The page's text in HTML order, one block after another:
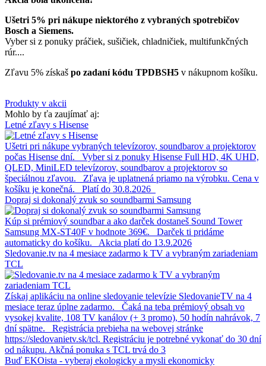
Ušetri 5% pri nákupe niektorého z vybraných spotrebičov
Bosch a Siemens.
Vyber si z ponuky práčiek, sušičiek, chladničiek, multifunkčných
rúr....
Zľavu 5% získaš po zadaní kódu TPDBSH5 v nákupnom košíku.
Produkty v akcii
Mohlo by ťa zaujímať aj:
Letné zľavy s Hisense
Ušetri pri nákupe vybraných televízorov, soundbarov a projektorov
počas Hisense dní. Vyber si z ponuky Hisense Full HD, 4K UHD,
QLED, MiniLED televízorov, soundbarov a projektorov so
špeciálnou zľavou. Zľava je uplatnená priamo na výrobku. Cena v
košíku je konečná. Platí do 30.8.2026
Dopraj si dokonalý zvuk so soundbarmi Samsung
Kúp si prémiový soundbar a ako darček dostaneš Sound Tower
Samsung MX-ST40F v hodnote 369€. Darček ti pridáme
automaticky do košíku. Akcia platí do 13.9.2026
Sledovanie.tv na 4 mesiace zadarmo k TV a vybraným zariadeniam
TCL
Získaj aplikáciu na online sledovanie televízie SledovanieTV na 4
mesiace teraz úplne zadarmo. Čaká na teba prémiový obsah vo
vysokej kvalite, 108 TV kanálov (+ 3 promo), 50 hodín nahrávok, 7
dní spätne. Registrácia prebieha na webovej stránke
https://sledovanietv.sk/tcl. Registráciu je potrebné vykonať do 30 dní
od nákupu. Akčná ponuka s TCL trvá do 3
Buď EKOista - vyberaj ekologicky a mysli ekonomicky